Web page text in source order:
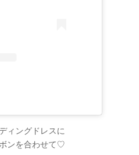
ィングドレスに
ンを合わせて♡